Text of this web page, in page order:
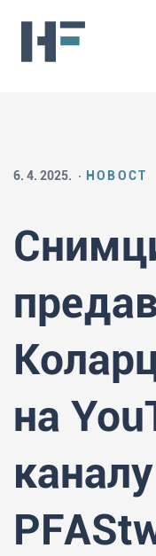
6. 4. 2025. НОВОСТ
на